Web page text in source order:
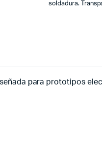
soldadura.
para prototipos